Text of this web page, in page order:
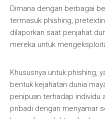
Dimana dengan berbagai
termasuk phishing,
dilaporkan saat penjahat
mereka untuk
Khususnya untuk phishing,
bentuk kejahatan dunia
penipuan terhadap individu
pribadi dengan menyamar